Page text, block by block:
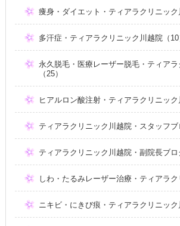
痩身・ダイエット・ティアラクリニック
多汗症・ティアラクリニック川越院（10
永久脱毛・医療レーザー脱毛・ティア
（25）
ヒアルロン酸注射・ティアラクリニック
ティアラクリニック川越院・スタッフブ
ティアラクリニック川越院・副院長ブロ
しわ・たるみレーザー治療・ティアラク
ニキビ・にきび痕・ティアラクリニック